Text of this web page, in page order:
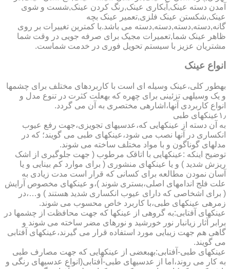
آمدن دسته عینک,آبکاری عینک,رنگ کردن عینک,شست و شوی
عینک,شکستن عینک فلزی,تعمیر عینک بچه
گانه,دسته,دسته,دسته,دسته می باشد.با کمترین تغییرات بر روی
ظاهر عینک شما,تعمیرات مجیک برای صرفه جویی در وقت شما
مشتریان عزیز با سیستم تحویل فوری در خدمت شماست.
انواع عینک
به­طور کلی،عینک وسیله ای است با کاربردهای مختلف برای چشمها
و یک وسیله­ی تزئینی برای چهره که به­علت کثرت در تنوع مدل و
انواع کاربردی آنها،اشاره­ی مختصری به آن می گردد.
۱٫عینکهای طبی
به آن دسته از عینکهایی که،عدسیهای تجویزی،جهت رفع عیوب
انکساری در آنها نصب می شود،عینکهای طبی می گویند؛ که در
مدلهای گوناگون و با مواد مختلف ساخته می شوند.
توضیح اینکه :عینکهایی با اتاقک مرطوب ( جهت جلوگیری از اشک
ریزش شدید ) و یا عینکهای منشوری ( برای موارد کم بینایی و یا
آسان نمودن مطالعه برای کسانی که قرار است مدت زیادی به
علت فلج اندامهای اصلی،بستری شوند )،و عینکهای مخصوص آرایش
( برای اشخاصی که دارای عیوب انکساری شدید هستند ) و…،در
زمره­ی عینکهای طبی،با کاربرد خاص محسوب می شوند.
عینکهای آفتابی:به گروهی از عینکها که جهت محافظت از چشمها در
برابر آثار زیانبار نور خورشید و نورهای مضر ساخته می شوند و
گاهی هم جهت زیبایی مورد استفاده قرار می گیرند،عینکهای آفتابی
می گویند.
عینکهای طبی-آفتابی:به­بعضی از عینکهایی که جهت مصارف طبی
به کار می روند،اما از عدسیهای طبی-آفتابی(انواع عدسیهای رنگی و